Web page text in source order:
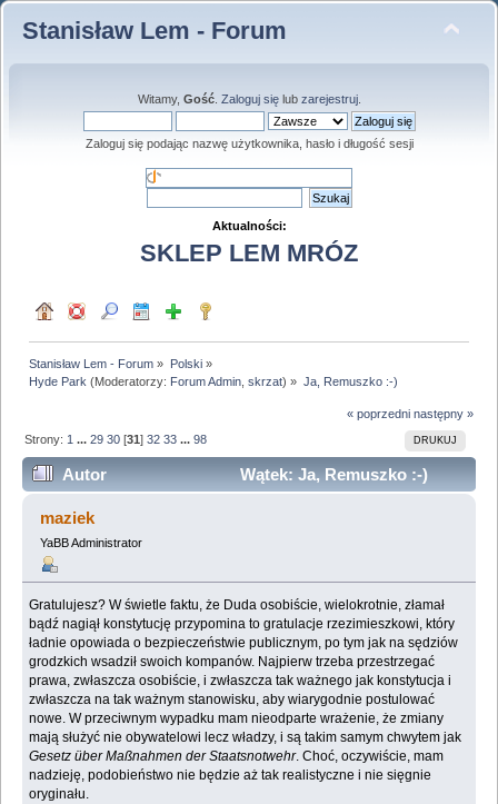
Stanisław Lem - Forum
Witamy, Gość. Zaloguj sięlub zarejestruj.
Zaloguj się podając nazwę użytkownika, hasło i długość sesji
Aktualności:
SKLEP LEM MRÓZ
Stanisław Lem - Forum » Polski»
Hyde Park (Moderatorzy: Forum Admin ,skrzat) » Ja, Remuszko :-)
« poprzedni następny »
DRUKUJ
Strony: 1 ...29 30 [31]32 33 ...98
Autor
Wątek: Ja, Remuszko :-)
(Przeczytany 2528563 razy)
maziek
YaBB Administrator
Gratulujesz? W świetle faktu, że Duda osobiście, wielokrotnie, złamał
bądź nagiął konstytucję przypomina to gratulacje rzezimieszkowi, który
ładnie opowiada o bezpieczeństwie publicznym, po tym jak na sędziów
grodzkich wsadził swoich kompanów. Najpierw trzeba przestrzegać
prawa, zwłaszcza osobiście, i zwłaszcza tak ważnego jak konstytucja i
zwłaszcza na tak ważnym stanowisku, aby wiarygodnie postulować
nowe. W przeciwnym wypadku mam nieodparte wrażenie, że zmiany
mają służyć nie obywatelowi lecz władzy, i są takim samym chwytem jak
Gesetz über Maßnahmen der Staatsnotwehr. Choć, oczywiście, mam
nadzieję, podobieństwo nie będzie aż tak realistyczne i nie sięgnie
oryginału.